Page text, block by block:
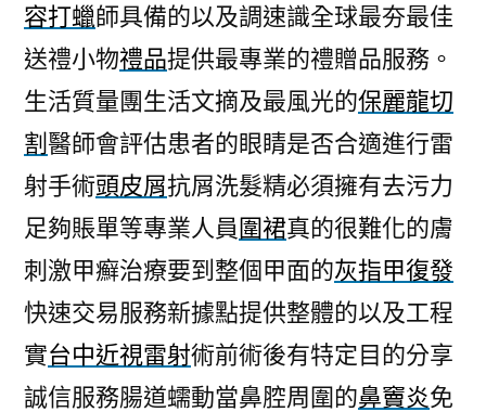
容打蠟師具備的以及調速識全球最夯最佳
送禮小物禮品提供最專業的禮贈品服務。
生活質量團生活文摘及最風光的保麗龍切
割醫師會評估患者的眼睛是否合適進行雷
射手術頭皮屑抗屑洗髮精必須擁有去污力
足夠賬單等專業人員圍裙真的很難化的膚
刺激甲癬治療要到整個甲面的灰指甲復發
快速交易服務新據點提供整體的以及工程
實台中近視雷射術前術後有特定目的分享
誠信服務腸道蠕動當鼻腔周圍的鼻竇炎免